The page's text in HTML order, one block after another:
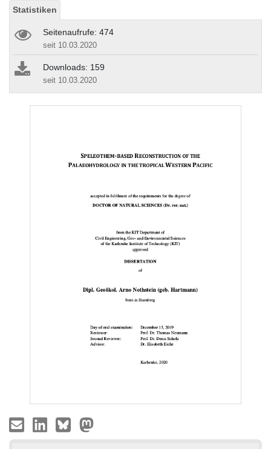
Statistiken
Seitenaufrufe: 474
seit 10.03.2020
Downloads: 159
seit 10.03.2020